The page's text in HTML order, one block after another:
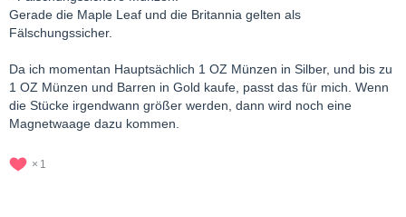
Gerade die Maple Leaf und die Britannia gelten als
Fälschungssicher.
Da ich momentan Hauptsächlich 1 OZ Münzen in Silber, und bis zu
1 OZ Münzen und Barren in Gold kaufe, passt das für mich. Wenn
die Stücke irgendwann größer werden, dann wird noch eine
Magnetwaage dazu kommen.
1